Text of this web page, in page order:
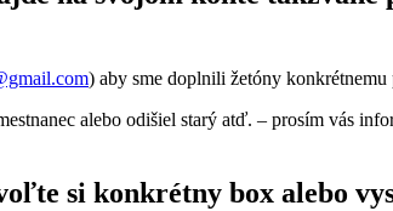
) aby sme doplnili žetóny
alebo odišiel starý atď. – prosím vás
si konkrétny box alebo